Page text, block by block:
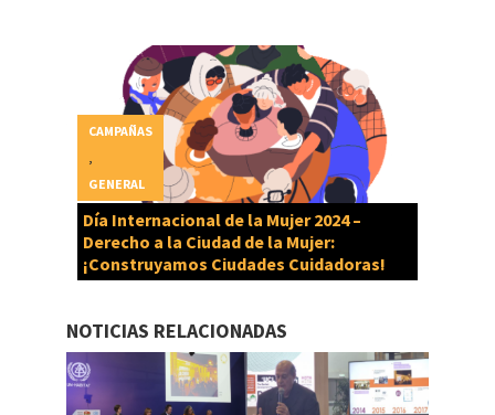
Día Internacional de la Mujer 2024 –
Derecho a la Ciudad de la Mujer:
¡Construyamos Ciudades Cuidadoras!
CAMPAÑAS
,
GENERAL
NOTICIAS RELACIONADAS